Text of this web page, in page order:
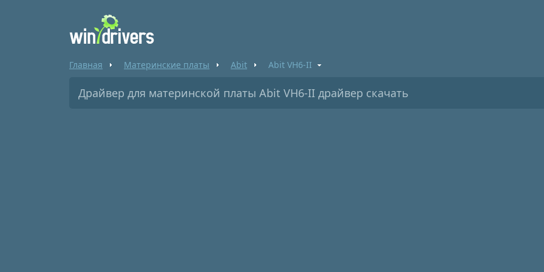
Главная Материнские платы Abit Abit VH6-II
Драйвер для материнской платы Abit VH6-II драйвер скачать